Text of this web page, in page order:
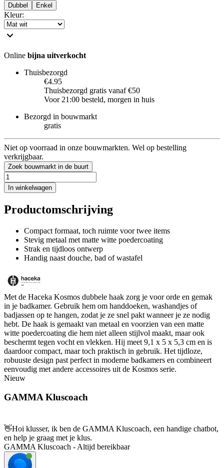
Dubbel Enkel
Kleur:
Online bijna uitverkocht
Thuisbezorgd
€4.95
Thuisbezorgd gratis vanaf €50
Voor 21:00 besteld, morgen in huis
Bezorgd in bouwmarkt
gratis
Niet op voorraad in onze bouwmarkten. Wel op bestelling
verkrijgbaar.
Zoek bouwmarkt in de buurt
In winkelwagen
Productomschrijving
Compact formaat, toch ruimte voor twee items
Stevig metaal met matte witte poedercoating
Strak en tijdloos ontwerp
Handig naast douche, bad of wastafel
Met de Haceka Kosmos dubbele haak zorg je voor orde en gemak
in je badkamer. Gebruik hem om handdoeken, washandjes of
badjassen op te hangen, zodat je ze snel pakt wanneer je ze nodig
hebt. De haak is gemaakt van metaal en voorzien van een matte
witte poedercoating die hem niet alleen stijlvol maakt, maar ook
beschermt tegen vocht en vlekken. Hij meet 9,1 x 5 x 5,3 cm en is
daardoor compact, maar toch praktisch in gebruik. Het tijdloze,
robuuste design past perfect in moderne badkamers en combineert
eenvoudig met andere accessoires uit de Kosmos serie.
Nieuw
GAMMA Kluscoach
👋Hoi klusser, ik ben de GAMMA Kluscoach, een handige chatbot,
en help je graag met je klus.
GAMMA Kluscoach - Altijd bereikbaar